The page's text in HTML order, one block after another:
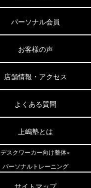
パーソナル会員
お客様の声
店舗情報・アクセス
よくある質問
上嶋塾とは
デスクワーカー向け整体×
パーソナルトレーニング